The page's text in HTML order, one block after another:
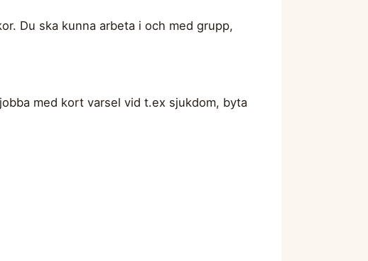
Du ska kunna arbeta i och med grupp,
med kort varsel vid t.ex sjukdom, byta